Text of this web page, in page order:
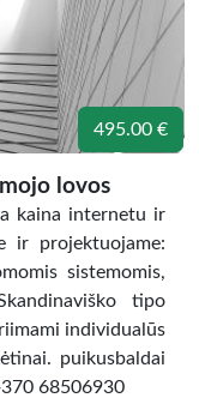
495.00 €
lovos
kaina internetu ir
ir projektuojame:
sistemomis,
tipo
individualūs
puikusbaldai
68506930